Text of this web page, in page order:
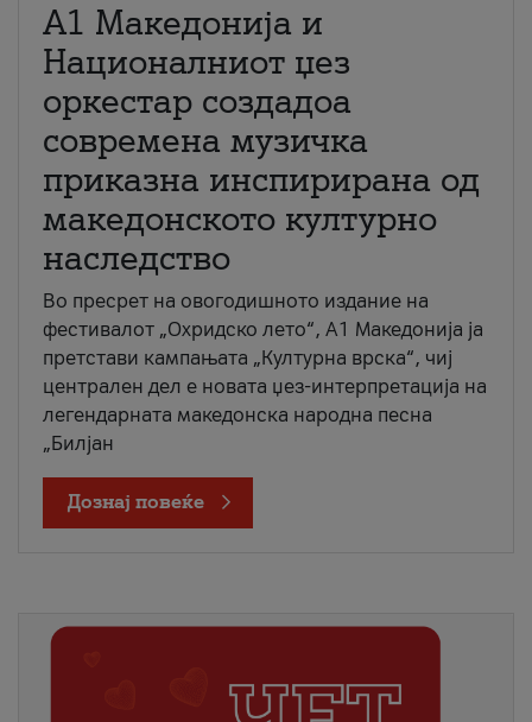
А1 Македонија и
Националниот џез
оркестар создадоа
современа музичка
приказна инспирирана од
македонското културно
наследство
Во пресрет на овогодишното издание на
фестивалот „Охридско лето“, А1 Македонија ја
претстави кампањата „Културна врска“, чиј
централен дел е новата џез-интерпретација на
легендарната македонска народна песна
„Билјан
Дознај повеќе